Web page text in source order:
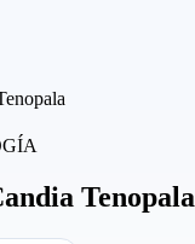
Tenopala